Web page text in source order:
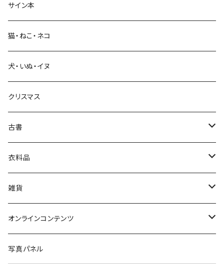
生活・暮らし
芸術・絵画・写真
絵本・児童書
娯楽・エンターテインメント
サイン本
猫・ねこ・ネコ
犬・いぬ・イヌ
クリスマス
古書
古書セット
美術
衣料品
POLEWARDS
Tシャツ
雑貨
バッグ
ブックカバー
オンラインコンテンツ
冒険クロストーク
写真パネル